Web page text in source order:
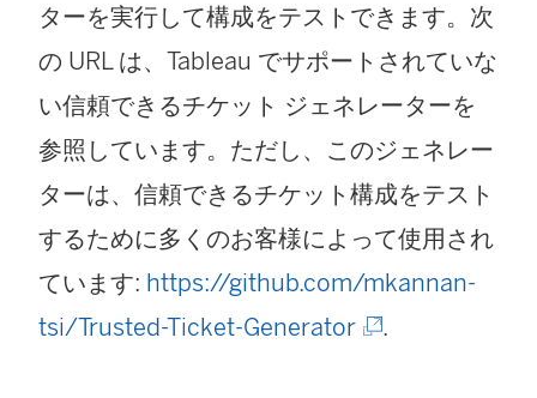
ターを実行して構成をテストできます。次
の URL は、Tableau でサポートされていな
い信頼できるチケット ジェネレーターを
参照しています。ただし、このジェネレー
ターは、信頼できるチケット構成をテスト
するために多くのお客様によって使用され
ています: https://github.com/mkannan-
tsi/Trusted-Ticket-Generator(
.